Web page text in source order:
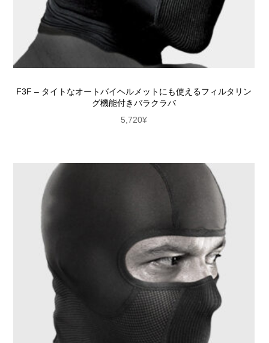
F3F – タイトなオートバイヘルメットにも使えるフィルタリン
グ機能付きバラクラバ
5,720¥